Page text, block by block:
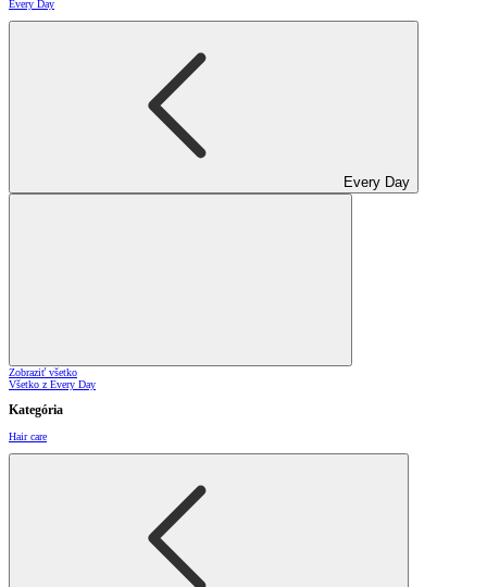
Every Day
Every Day
Zobraziť všetko
Všetko z Every Day
Kategória
Hair care